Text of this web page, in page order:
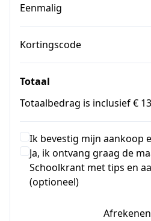
Eenmalig
Kortingscode
Totaal
Totaalbedrag is inclusief €
Ik bevestig mijn aankoop
Ja, ik ontvang graag de
Schoolkrant met tips en
(optioneel)
Afrekenen